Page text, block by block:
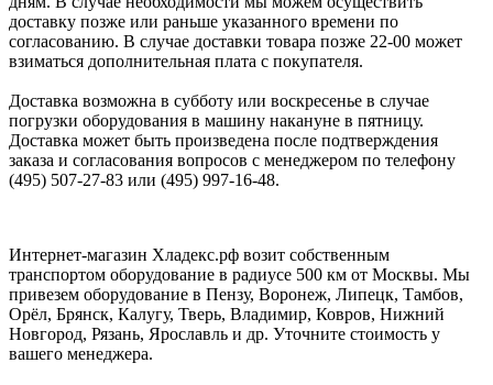
доставку позже или раньше указанного времени по
согласованию. В случае доставки товара позже 22-00 может
взиматься дополнительная плата с покупателя.
Доставка возможна в субботу или воскресенье в случае
погрузки оборудования в машину накануне в пятницу.
Доставка может быть произведена после подтверждения
заказа и согласования вопросов с менеджером по телефону
(495) 507-27-83 или (495) 997-16-48.
Интернет-магазин Хладекс.рф возит собственным
транспортом оборудование в радиусе 500 км от Москвы. Мы
привезем оборудование в Пензу, Воронеж, Липецк, Тамбов,
Орёл, Брянск, Калугу, Тверь, Владимир, Ковров, Нижний
Новгород, Рязань, Ярославль и др. Уточните стоимость у
вашего менеджера.